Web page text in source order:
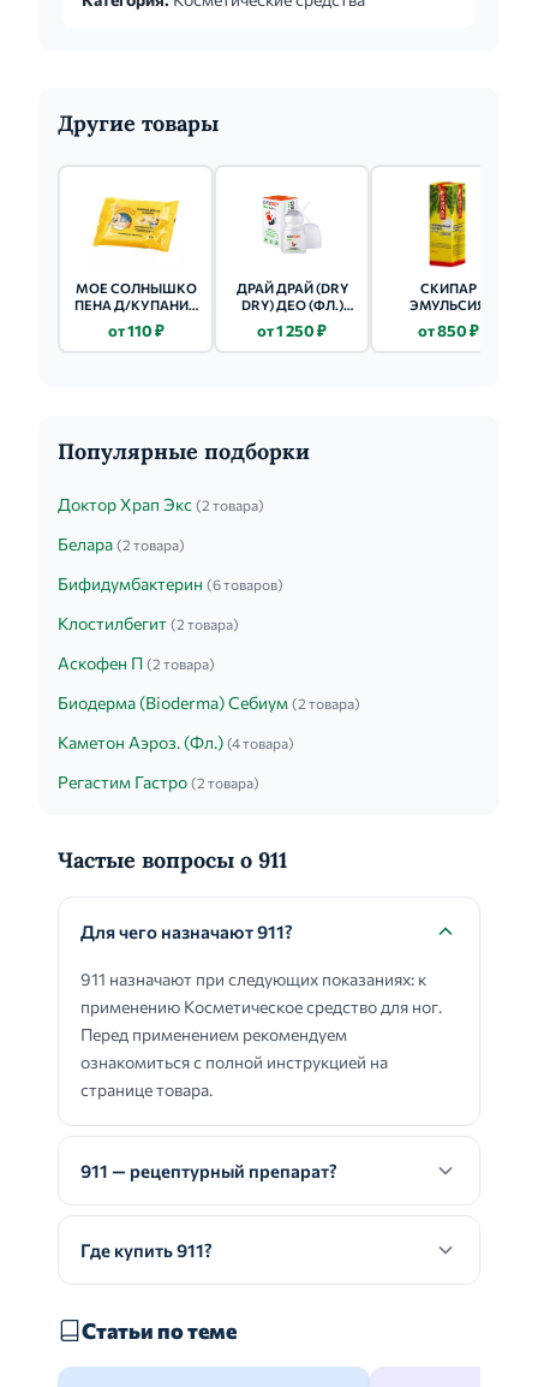
Другие товары
МОЕ СОЛНЫШКО
ПЕНА Д/КУПАНИЯ
от 110 ₽
ДРАЙ ДРАЙ (DRY
DRY) ДЕО (ФЛ.)
от 1 250 ₽
СКИПАР
ЭМУЛЬСИЯ
НТВ-01
от 850 ₽
Популярные подборки
Доктор Храп Экс (2 товара)
Белара (2 товара)
Бифидумбактерин (6 товаров)
Клостилбегит (2 товара)
Аскофен П (2 товара)
Биодерма (Bioderma) Себиум (2 товара)
Каметон Аэроз. (Фл.) (4 товара)
Регастим Гастро (2 товара)
Частые вопросы о 911
Для чего назначают 911?
911 назначают при следующих показаниях: к
применению Косметическое средство для ног.
Перед применением рекомендуем
ознакомиться с полной инструкцией на
странице товара.
911 — рецептурный препарат?
Где купить 911?
Статьи по теме